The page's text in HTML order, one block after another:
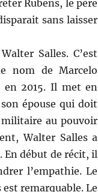
Rubens, le père
sans laisser
Salles. C’est
nom de Marcelo
en 2015. Il met en
épouse qui doit
militaire au pouvoir
Walter Salles a
début de récit, il
l’empathie. Le
remarquable. Le